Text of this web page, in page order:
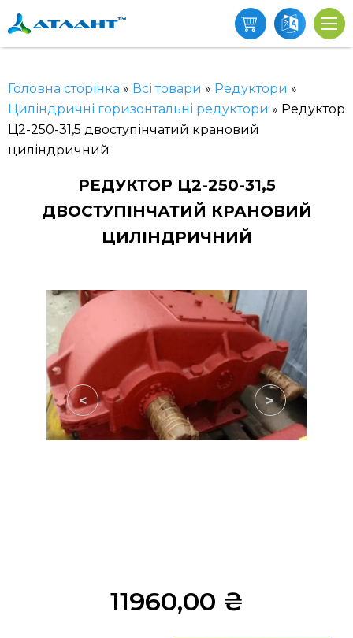
Головна сторінка » Всі товари » Редуктори »
Циліндричні горизонтальні редуктори » Редуктор
Ц2-250-31,5 двоступінчатий крановий
циліндричний
РЕДУКТОР Ц2-250-31,5
ДВОСТУПІНЧАТИЙ КРАНОВИЙ
ЦИЛІНДРИЧНИЙ
< >
11960,00 ₴